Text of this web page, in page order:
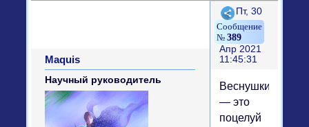
Поделиться
389
Пт, 30
Апр 2021
11:45:31
Maquis
Научный руководитель
Веснушки
— это
поцелуй